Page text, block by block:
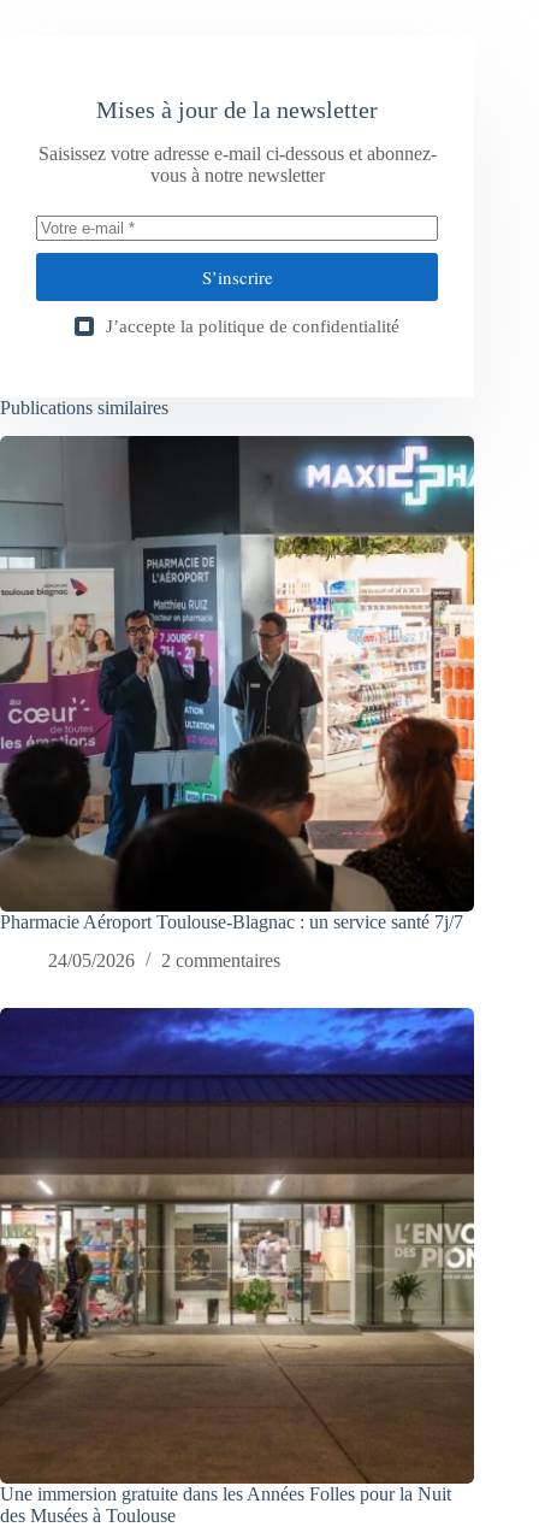
Mises à jour de la newsletter
Saisissez votre adresse e-mail ci-dessous et abonnez-
vous à notre newsletter
S’inscrire
J’accepte la politique de confidentialité
Publications similaires
Pharmacie Aéroport Toulouse-Blagnac : un service santé 7j/7
24/05/2026
2 commentaires
Une immersion gratuite dans les Années Folles pour la Nuit
des Musées à Toulouse